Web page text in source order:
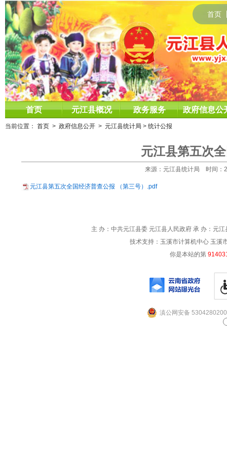
首页
首页 元江县概况 政务服务 政府信息公
当前位置： 首页 > 政府信息公开 > 元江县统计局 > 统计公报
元江县第五次
来源：元江县统计局 时间：
元江县第五次全国经济普查公报 （第三号）.pdf
主 办：中共元江县委 元江县人民政府 承 办：元
技术支持：玉溪市计算机中心 玉溪
你是本站的第
滇公网安备